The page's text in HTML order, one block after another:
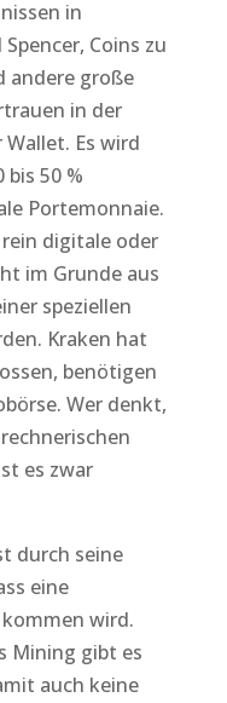
in
Coins zu
andere große
in der
Es wird
50 %
Portemonnaie.
digitale oder
im Grunde aus
speziellen
Kraken hat
benötigen
Wer denkt,
es zwar
durch seine
eine
wird.
Mining gibt es
auch keine